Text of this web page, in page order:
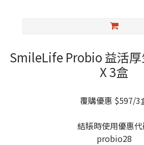
SmileLife Probio 益活
X 3盒
覆購優惠 $597/3
結賬時使用優惠
probio28